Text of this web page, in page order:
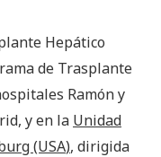
Hepático
de Trasplante
Ramón y
y en la Unidad
(USA), dirigida